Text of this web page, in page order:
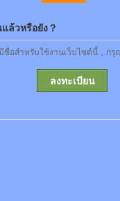
ล้วหรือยัง？
อสำหรับใช้งานเว็บไซต์นี้，กรุ
ลงทะเบียน